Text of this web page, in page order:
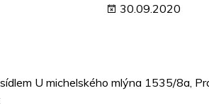
30.09.2020
U michelského mlýna 1535/8a,